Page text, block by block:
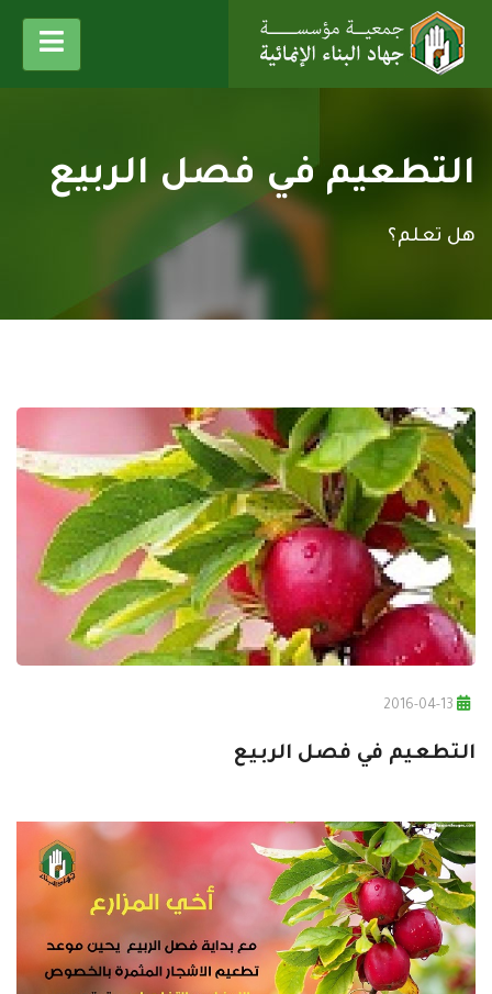
التطعيم في فصل الربيع
هل تعلم؟
التطعيم في فصل الربيع